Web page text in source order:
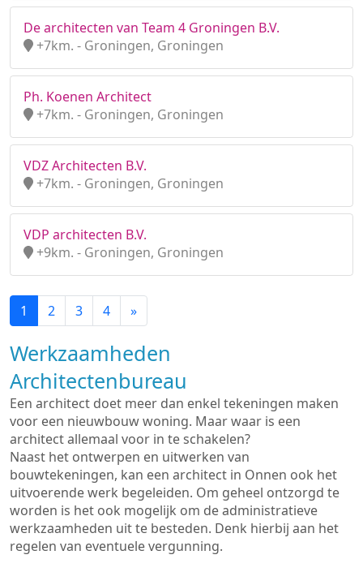
De architecten van Team 4 Groningen B.V.
+7km. - Groningen, Groningen
Ph. Koenen Architect
+7km. - Groningen, Groningen
VDZ Architecten B.V.
+7km. - Groningen, Groningen
VDP architecten B.V.
+9km. - Groningen, Groningen
1 2 3 4 »
Werkzaamheden
Architectenbureau
Een architect doet meer dan enkel tekeningen maken
voor een nieuwbouw woning. Maar waar is een
architect allemaal voor in te schakelen?
Naast het ontwerpen en uitwerken van
bouwtekeningen, kan een architect in Onnen ook het
uitvoerende werk begeleiden. Om geheel ontzorgd te
worden is het ook mogelijk om de administratieve
werkzaamheden uit te besteden. Denk hierbij aan het
regelen van eventuele vergunning.